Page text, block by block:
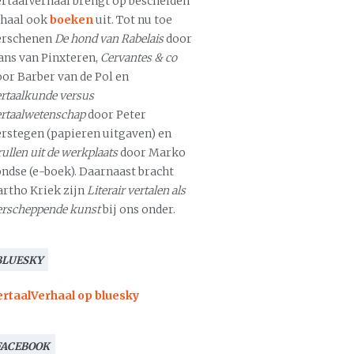
ookboekenuit. Tot nu toe
De hond van Rabelaisdoor
van Pinxteren, Cervantes & co
Barber van de Pol en
versus
door Peter
(papieren uitgaven) en
uit de werkplaatsdoor Marko
(e-boek). Daarnaast bracht
Kriek zijnLiterair vertalen als
kunstbij ons onder.
op bluesky